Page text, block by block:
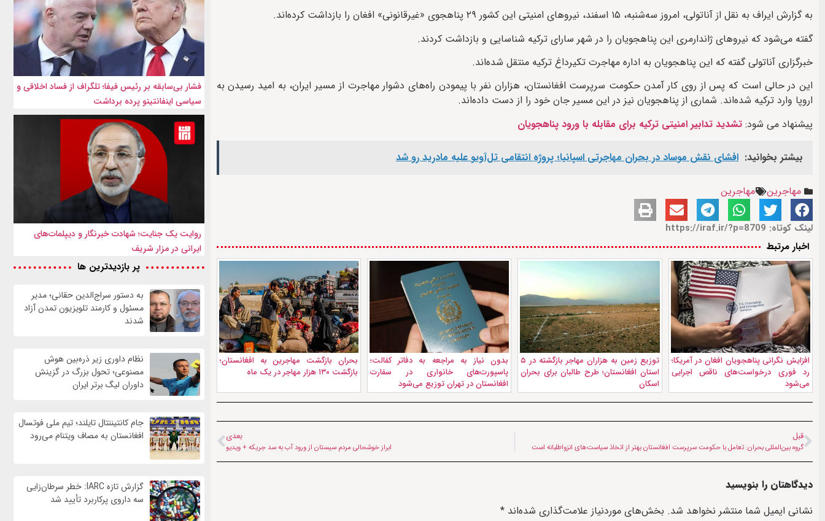
به گزارش ایراف به نقل از آناتولی، امروز سه‌شنبه، ۱۵ اسفند، نیروهای امنیتی این کشور ۲۹ پناهجوی «غیرقانونی» افغان را بازداشت کرده‌اند.
گفته می‌شود که نیروهای ژاندارمری این پناهجویان را در شهر سارای ترکیه شناسایی و بازداشت کردند.
خبرگزاری آناتولی گفته که این پناهجویان به اداره مهاجرت تکیرداغ ترکیه منتقل شده‌اند.
این در حالی است که پس از روی‌ کار آمدن حکومت سرپرست افغانستان، هزاران نفر با پیمودن راه‌های دشوار مهاجرت از مسیر ایران، به امید رسیدن به
اروپا وارد ترکیه شده‌اند. شماری از پناهجویان نیز در این مسیر جان خود را از دست داده‌اند.
پیشنهاد می شود: تشدید تدابیر امنیتی ترکیه برای مقابله با ورود پناهجویان
بیشتر بخوانید: افشای نقش موساد در بحران مهاجرتی اسپانیا؛ پروژه انتقامی تل‌آویو علیه مادرید رو شد
مهاجرین مهاجرین
لینک کوتاه: https://iraf.ir/?p=8709
اخبار مرتبط
افزایش نگرانی پناهجویان افغان در آمریکا؛
رد فوری درخواست‌های ناقص اجرایی
می‌شود
توزیع زمین به هزاران مهاجر بازگشته در ۵
استان افغانستان؛ طرح طالبان برای بحران
اسکان
بدون نیاز به مراجعه به دفاتر کفالت؛
پاسپورت‌های خانواری در سفارت
افغانستان در تهران توزیع می‌شود
بحران بازگشت مهاجرین به افغانستان؛
بازگشت ۱۳۰ هزار مهاجر در یک ماه
قبل
گروه بین‌المللی بحران: تعامل با حکومت سرپرست افغانستان بهتر از اتخاذ سیاست‌های انزواطلبانه است
بعدی
ابراز خوشحالی مردم سیستان از ورود آب به سد جریکه + ویدیو
دیدگاهتان را بنویسید
نشانی ایمیل شما منتشر نخواهد شد. بخش‌های موردنیاز علامت‌گذاری شده‌اند *
فشار بی‌سابقه بر رئیس فیفا؛ تلگراف از فساد اخلاقی و
سیاسی اینفانتینو پرده برداشت
روایت یک جنایت؛ شهادت خبرنگار و دیپلمات‌های
ایرانی در مزار شریف
پر بازدیدترین ها
به دستور سراج‌الدین حقانی؛ مدیر
مسئول و کارمند تلویزیون تمدن آزاد
شدند
نظام داوری زیر ذره‌بین هوش
مصنوعی؛ تحول بزرگ در گزینش
داوران لیگ برتر ایران
جام کانتیننتال تایلند؛ تیم ملی فوتسال
افغانستان به مصاف ویتنام می‌رود
گزارش تازه IARC: خطر سرطان‌زایی
سه داروی پرکاربرد تأیید شد